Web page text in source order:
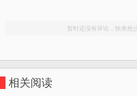
相关阅读